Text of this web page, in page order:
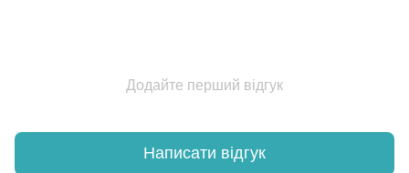
Додайте перший відгук
Написати відгук